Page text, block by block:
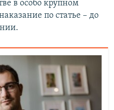
в особо крупном
по статье – до